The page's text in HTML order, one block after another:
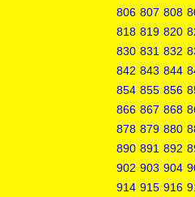
806 807 808
818 819 820
830 831 832
842 843 844
854 855 856
866 867 868
878 879 880
890 891 892
902 903 904
914 915 916